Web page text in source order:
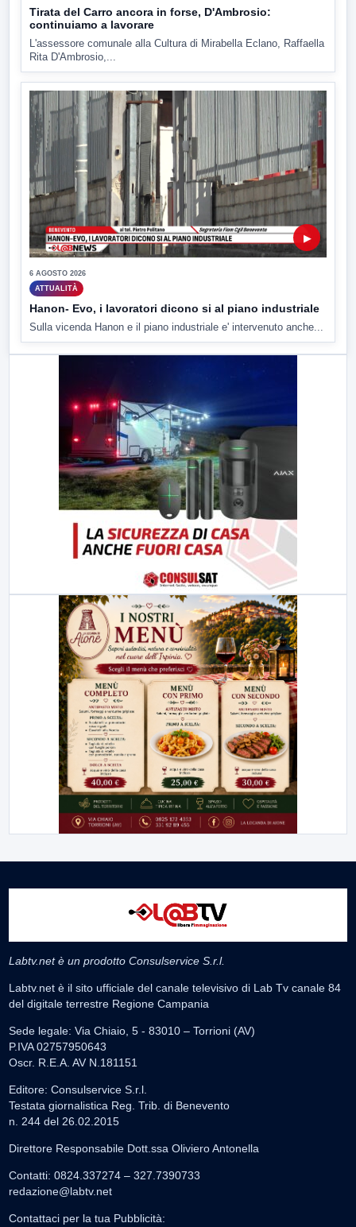
Tirata del Carro ancora in forse, D'Ambrosio:
continuiamo a lavorare
L'assessore comunale alla Cultura di Mirabella Eclano, Raffaella
Rita D'Ambrosio,...
▶
6 AGOSTO 2026
ATTUALITÀ
Hanon- Evo, i lavoratori dicono si al piano industriale
Sulla vicenda Hanon e il piano industriale e' intervenuto anche...
Labtv.net è un prodotto Consulservice S.r.l.
Labtv.net è il sito ufficiale del canale televisivo di Lab Tv canale 84
del digitale terrestre Regione Campania
Sede legale: Via Chiaio, 5 - 83010 – Torrioni (AV)
P.IVA 02757950643
Oscr. R.E.A. AV N.181151
Editore: Consulservice S.r.l.
Testata giornalistica Reg. Trib. di Benevento
n. 244 del 26.02.2015
Direttore Responsabile Dott.ssa Oliviero Antonella
Contatti: 0824.337274 – 327.7390733
redazione@labtv.net
Contattaci per la tua Pubblicità: